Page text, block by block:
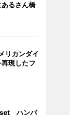
るさん橋
リカンダイ
現したフ
ハンバ